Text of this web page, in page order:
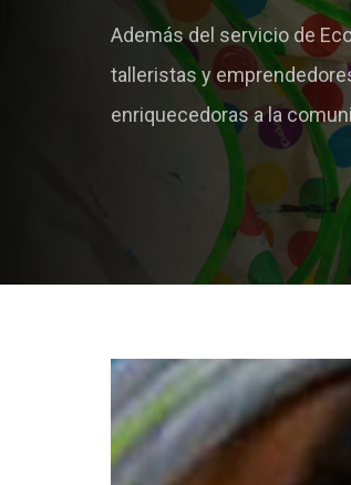
Hit enter to search or ESC
Además del servicio de
talleristas y
enriquecedoras a la